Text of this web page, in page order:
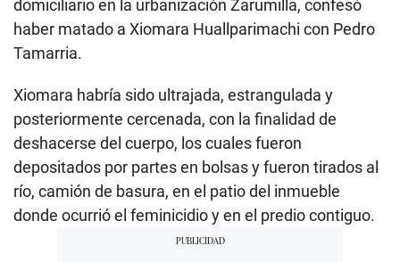
domiciliario en la urbanización Zarumilla, confesó
haber matado a Xiomara Huallparimachi con Pedro
Tamarria.
Xiomara habría sido ultrajada, estrangulada y
posteriormente cercenada, con la finalidad de
deshacerse del cuerpo, los cuales fueron
depositados por partes en bolsas y fueron tirados al
río, camión de basura, en el patio del inmueble
donde ocurrió el feminicidio y en el predio contiguo.